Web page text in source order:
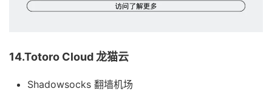
14.Totoro Cloud 龙猫云
Shadowsocks 翻墙机场